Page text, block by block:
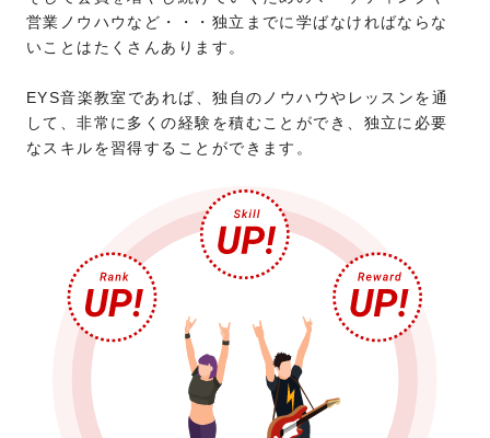
営業ノウハウなど・・・独立までに学ばなければならな
いことはたくさんあります。
EYS音楽教室であれば、独自のノウハウやレッスンを通
して、非常に多くの経験を積むことができ、独立に必要
なスキルを習得することができます。